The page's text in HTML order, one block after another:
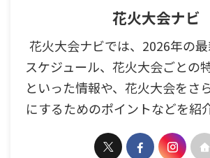
花火大会ナビ
花火大会ナビでは、2026年の
スケジュール、花火大会ごとの
といった情報や、花火大会をさ
にするためのポイントなどを紹